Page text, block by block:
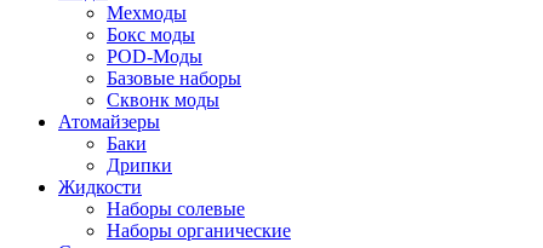
Мехмоды
Бокс моды
POD-Моды
Базовые наборы
Сквонк моды
Атомайзеры
Баки
Дрипки
Жидкости
Наборы солевые
Наборы органические